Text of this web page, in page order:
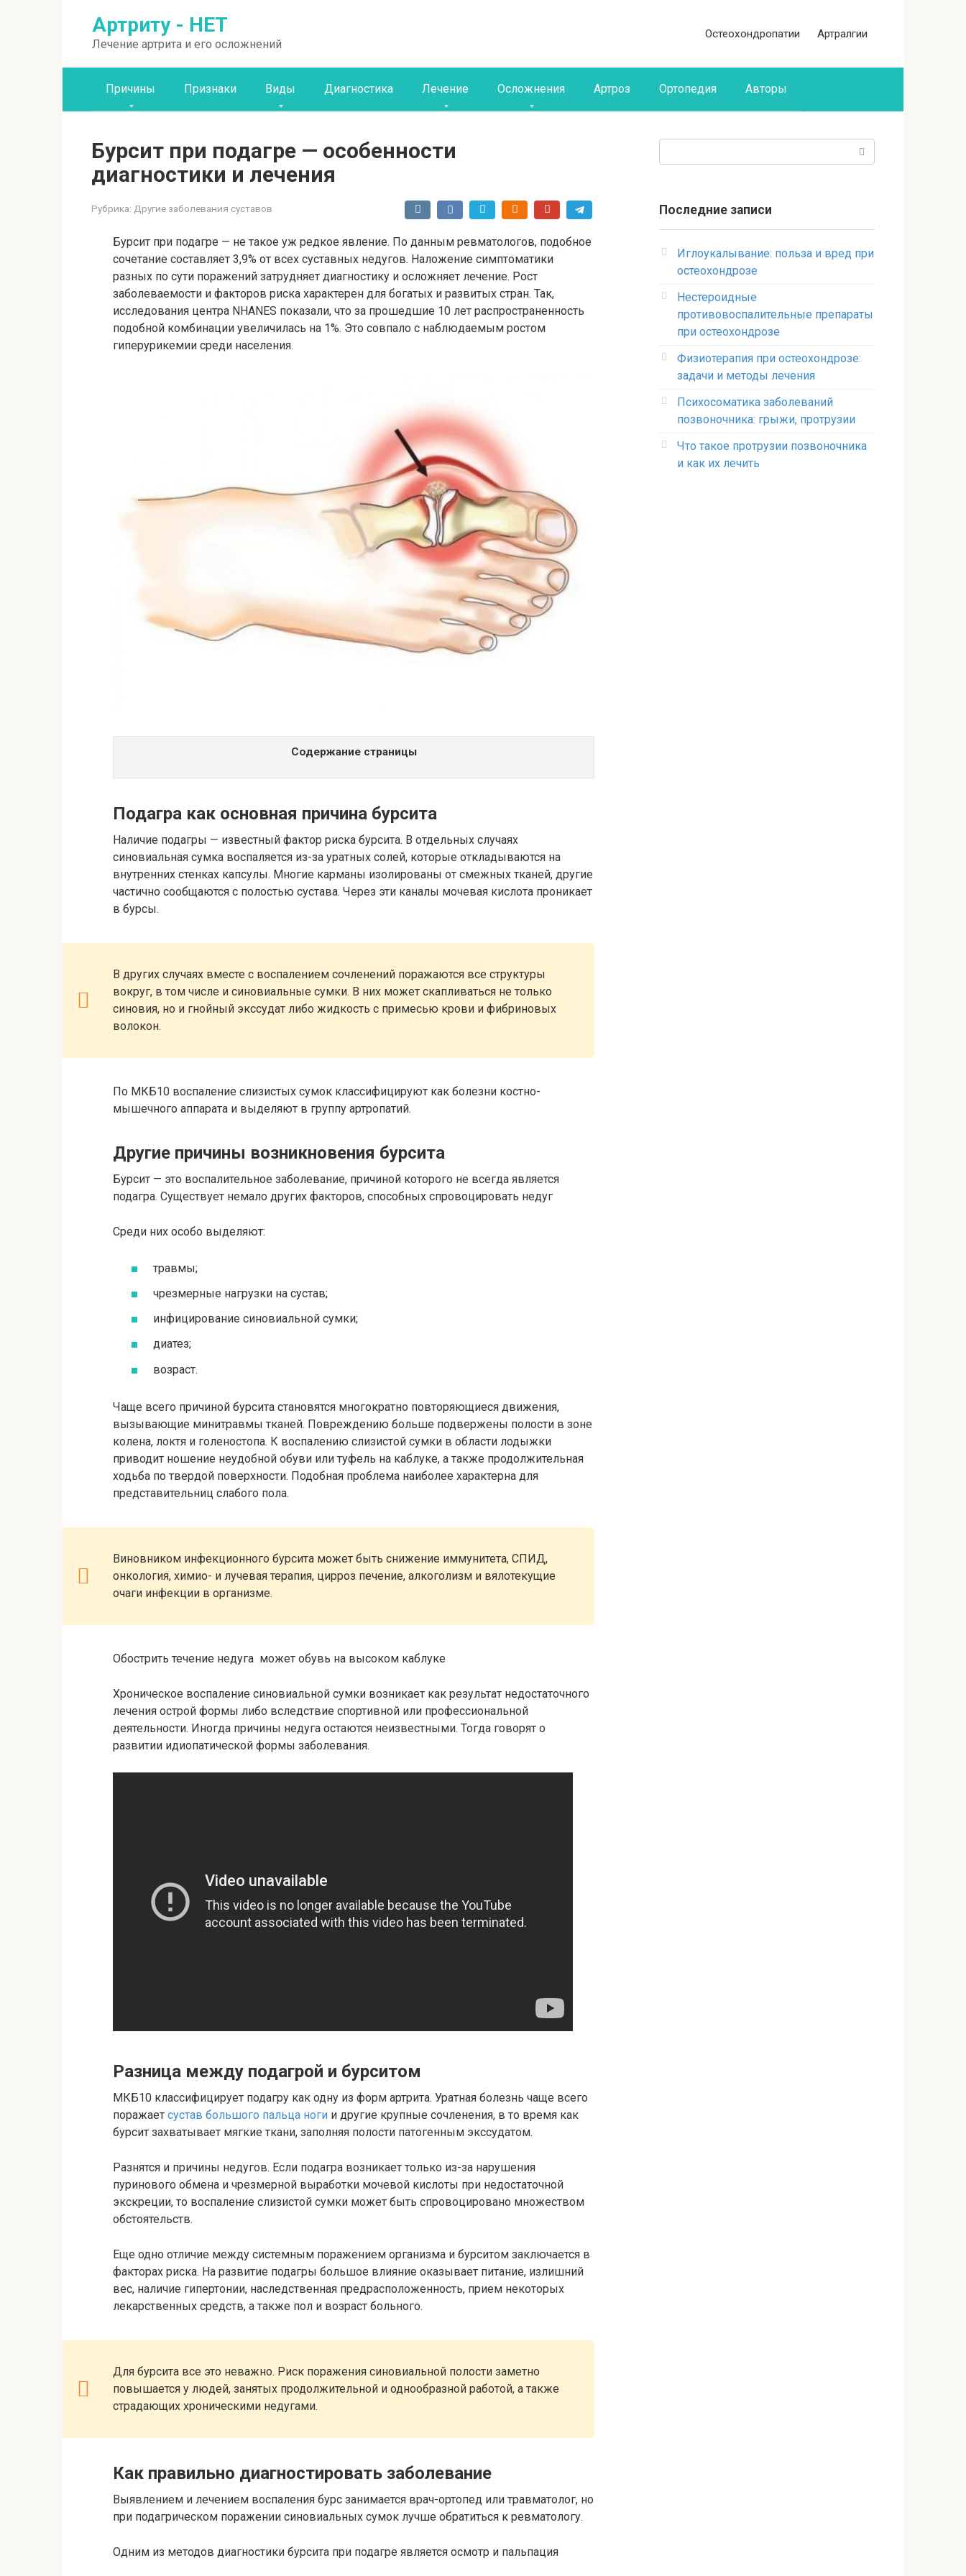
Артриту - НЕТ
Лечение артрита и его осложнений
Остеохондропатии Артралгии
Причины Признаки Виды Диагностика Лечение Осложнения Артроз Ортопедия Авторы
Бурсит при подагре — особенности
диагностики и лечения
Рубрика: Другие заболевания суставов
Бурсит при подагре — не такое уж редкое явление. По данным ревматологов, подобное
сочетание составляет 3,9% от всех суставных недугов. Наложение симптоматики
разных по сути поражений затрудняет диагностику и осложняет лечение. Рост
заболеваемости и факторов риска характерен для богатых и развитых стран. Так,
исследования центра NHANES показали, что за прошедшие 10 лет распространенность
подобной комбинации увеличилась на 1%. Это совпало с наблюдаемым ростом
гиперурикемии среди населения.
Содержание страницы
Подагра как основная причина бурсита
Наличие подагры — известный фактор риска бурсита. В отдельных случаях
синовиальная сумка воспаляется из-за уратных солей, которые откладываются на
внутренних стенках капсулы. Многие карманы изолированы от смежных тканей, другие
частично сообщаются с полостью сустава. Через эти каналы мочевая кислота проникает
в бурсы.
В других случаях вместе с воспалением сочленений поражаются все структуры
вокруг, в том числе и синовиальные сумки. В них может скапливаться не только
синовия, но и гнойный экссудат либо жидкость с примесью крови и фибриновых
волокон.
По МКБ10 воспаление слизистых сумок классифицируют как болезни костно-
мышечного аппарата и выделяют в группу артропатий.
Другие причины возникновения бурсита
Бурсит — это воспалительное заболевание, причиной которого не всегда является
подагра. Существует немало других факторов, способных спровоцировать недуг
Среди них особо выделяют:
травмы;
чрезмерные нагрузки на сустав;
инфицирование синовиальной сумки;
диатез;
возраст.
Чаще всего причиной бурсита становятся многократно повторяющиеся движения,
вызывающие минитравмы тканей. Повреждению больше подвержены полости в зоне
колена, локтя и голеностопа. К воспалению слизистой сумки в области лодыжки
приводит ношение неудобной обуви или туфель на каблуке, а также продолжительная
ходьба по твердой поверхности. Подобная проблема наиболее характерна для
представительниц слабого пола.
Виновником инфекционного бурсита может быть снижение иммунитета, СПИД,
онкология, химио- и лучевая терапия, цирроз печение, алкоголизм и вялотекущие
очаги инфекции в организме.
Обострить течение недуга может обувь на высоком каблуке
Хроническое воспаление синовиальной сумки возникает как результат недостаточного
лечения острой формы либо вследствие спортивной или профессиональной
деятельности. Иногда причины недуга остаются неизвестными. Тогда говорят о
развитии идиопатической формы заболевания.
Разница между подагрой и бурситом
МКБ10 классифицирует подагру как одну из форм артрита. Уратная болезнь чаще всего
поражает сустав большого пальца ноги и другие крупные сочленения, в то время как
бурсит захватывает мягкие ткани, заполняя полости патогенным экссудатом.
Разнятся и причины недугов. Если подагра возникает только из-за нарушения
пуринового обмена и чрезмерной выработки мочевой кислоты при недостаточной
экскреции, то воспаление слизистой сумки может быть спровоцировано множеством
обстоятельств.
Еще одно отличие между системным поражением организма и бурситом заключается в
факторах риска. На развитие подагры большое влияние оказывает питание, излишний
вес, наличие гипертонии, наследственная предрасположенность, прием некоторых
лекарственных средств, а также пол и возраст больного.
Для бурсита все это неважно. Риск поражения синовиальной полости заметно
повышается у людей, занятых продолжительной и однообразной работой, а также
страдающих хроническими недугами.
Как правильно диагностировать заболевание
Выявлением и лечением воспаления бурс занимается врач-ортопед или травматолог, но
при подагрическом поражении синовиальных сумок лучше обратиться к ревматологу.
Одним из методов диагностики бурсита при подагре является осмотр и пальпация
Последние записи
Иглоукалывание: польза и вред при
остеохондрозе
Нестероидные
противовоспалительные препараты
при остеохондрозе
Физиотерапия при остеохондрозе:
задачи и методы лечения
Психосоматика заболеваний
позвоночника: грыжи, протрузии
Что такое протрузии позвоночника
и как их лечить